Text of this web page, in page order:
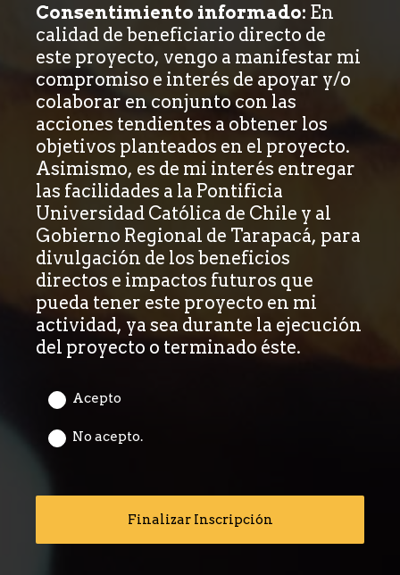
Question
Title
Consentimiento informado: En
calidad de beneficiario directo de
este proyecto, vengo a manifestar mi
compromiso e interés de apoyar y/o
colaborar en conjunto con las
acciones tendientes a obtener los
objetivos planteados en el proyecto.
Asimismo, es de mi interés entregar
las facilidades a la Pontificia
Universidad Católica de Chile y al
Gobierno Regional de Tarapacá, para
divulgación de los beneficios
directos e impactos futuros que
pueda tener este proyecto en mi
actividad, ya sea durante la ejecución
del proyecto o terminado éste.
Acepto
No acepto.
Finalizar Inscripción